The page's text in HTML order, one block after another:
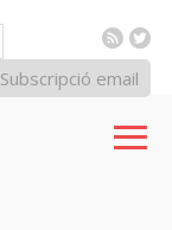
RSS
Subscripció email